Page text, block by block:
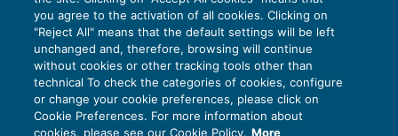
L’accertamento della subordinazione
non può fondarsi sul ricorso al fatto
you agree to the activation of all cookies. Clicking on
"Reject All" means that the default settings will be left
unchanged and, therefore, browsing will continue
without cookies or other tracking tools other than
technical To check the categories of cookies, configure
or change your cookie preferences, please click on
Cookie Preferences. For more information about
cookies, please see our Cookie Policy. More